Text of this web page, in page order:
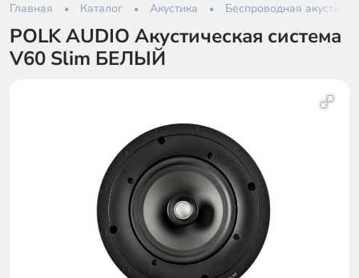
Главная Каталог Акустика Беспроводная акустика
POLK AUDIO Акустическая система
V60 Slim БЕЛЫЙ